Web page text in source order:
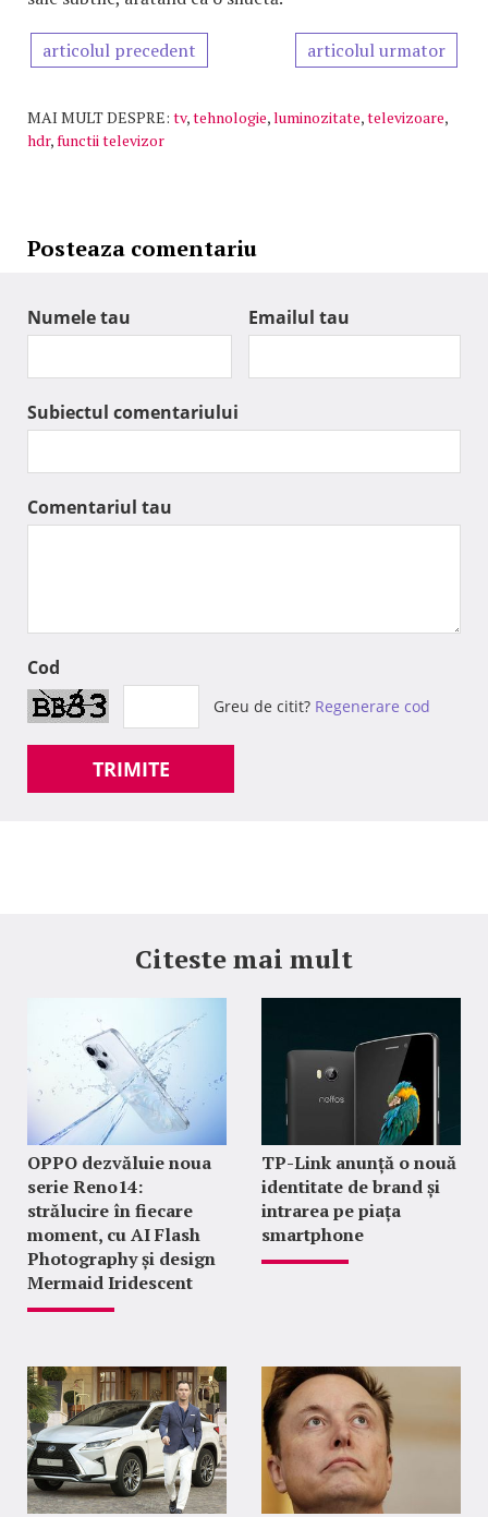
articolul precedent articolul urmator
MAI MULT DESPRE: tv,tehnologie,luminozitate,televizoare,
hdr,functii televizor
Posteaza comentariu
Numele tau Emailul tau
Subiectul comentariului
Comentariul tau
Cod
Greu de citit? Regenerare cod
TRIMITE
Citeste mai mult
OPPO dezvăluie noua
serie Reno14:
strălucire în fiecare
moment, cu AI Flash
Photography și design
Mermaid Iridescent
TP-Link anunță o nouă
identitate de brand și
intrarea pe piața
smartphone